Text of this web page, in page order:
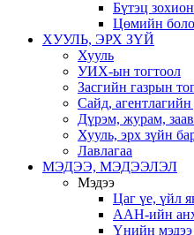
Бүтэц
Цөмийн
ХУУЛЬ, ЭРХ ЗҮЙ
Хууль
УИХ-ын тогтоол
Засгийн газрын
Сайд,
Дүрэм, журам,
Хууль, эрх зүйн
Лавлагаа
МЭДЭЭ, МЭДЭЭЛЭЛ
Мэдээ
Цаг үе, үйл
ААН-ийн
Үнийн мэдээ